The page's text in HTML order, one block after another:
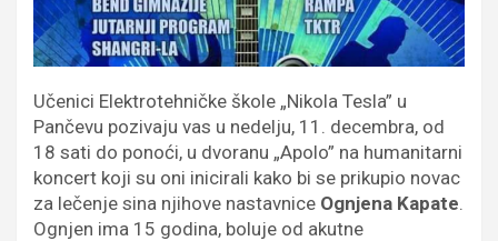
Učenici Elektrotehničke škole „Nikola Tesla” u
Pančevu pozivaju vas u nedelju, 11. decembra, od
18 sati do ponoći, u dvoranu „Apolo” na humanitarni
koncert koji su oni inicirali kako bi se prikupio novac
za lečenje sina njihove nastavnice Ognjena Kapate.
Ognjen ima 15 godina, boluje od akutne